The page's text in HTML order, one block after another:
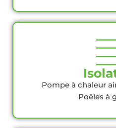
Pompe à chaleur
Poêles à